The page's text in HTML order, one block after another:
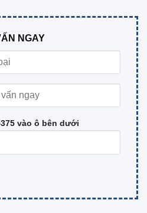
NGAY
vào ô bên dưới